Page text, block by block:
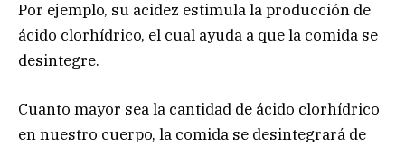
Por ejemplo, su acidez estimula la producción de
ácido clorhídrico, el cual ayuda a que la comida se
desintegre.
Cuanto mayor sea la cantidad de ácido clorhídrico
en nuestro cuerpo, la comida se desintegrará de